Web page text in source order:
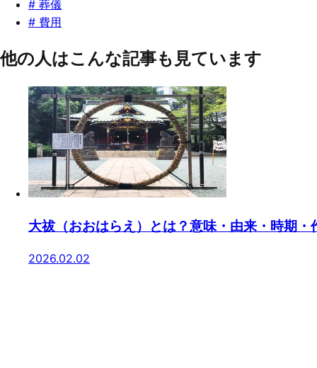
#葬儀
#費用
他の人はこんな記事も見ています
大祓（おおはらえ）とは？意味・由来・時期
2026.02.02